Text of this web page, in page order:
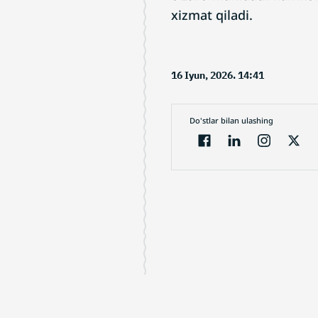
xizmat qiladi.
16 Iyun, 2026. 14:41
Do'stlar bilan ulashing